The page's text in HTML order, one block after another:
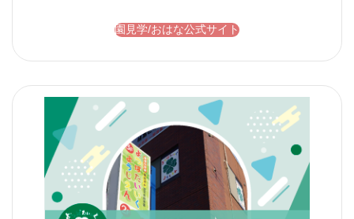
園見学/おはな公式サイト